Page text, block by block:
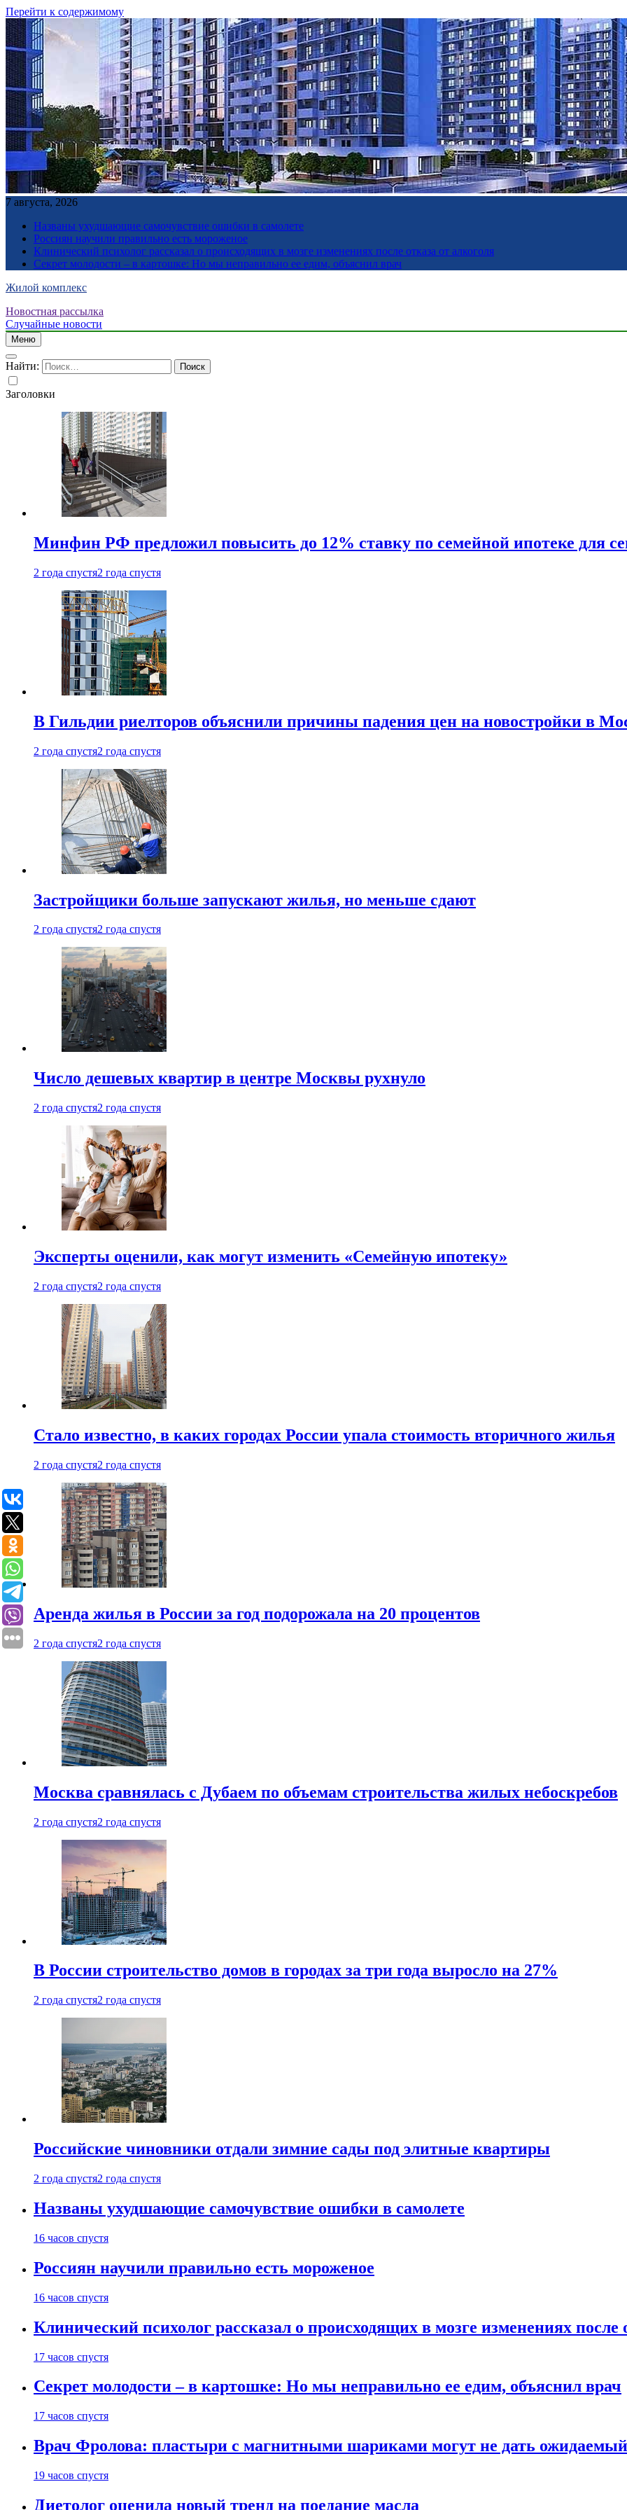
Перейти к содержимому
7 августа, 2026
Названы ухудшающие самочувствие ошибки в самолете
Россиян научили правильно есть мороженое
Клинический психолог рассказал о происходящих в мозге изменениях после отказа от алкоголя
Секрет молодости – в картошке: Но мы неправильно ее едим, объяснил врач
Жилой комплекс
Новостная рассылка
Случайные новости
Меню
Найти:
Заголовки
Минфин РФ предложил повысить до 12% ставку по семейной ипотеке для
2 года спустя2 года спустя
В Гильдии риелторов объяснили причины падения цен на новостройки в
2 года спустя2 года спустя
Застройщики больше запускают жилья, но меньше сдают
2 года спустя2 года спустя
Число дешевых квартир в центре Москвы рухнуло
2 года спустя2 года спустя
Эксперты оценили, как могут изменить «Семейную ипотеку»
2 года спустя2 года спустя
Стало известно, в каких городах России упала стоимость вторичного жилья
2 года спустя2 года спустя
Аренда жилья в России за год подорожала на 20 процентов
2 года спустя2 года спустя
Москва сравнялась с Дубаем по объемам строительства жилых небоскребов
2 года спустя2 года спустя
В России строительство домов в городах за три года выросло на 27%
2 года спустя2 года спустя
Российские чиновники отдали зимние сады под элитные квартиры
2 года спустя2 года спустя
Названы ухудшающие самочувствие ошибки в самолете
16 часов спустя
Россиян научили правильно есть мороженое
16 часов спустя
Клинический психолог рассказал о происходящих в мозге изменениях после
17 часов спустя
Секрет молодости – в картошке: Но мы неправильно ее едим, объяснил врач
17 часов спустя
Врач Фролова: пластыри с магнитными шариками могут не дать
19 часов спустя
Диетолог оценила новый тренд на поедание масла